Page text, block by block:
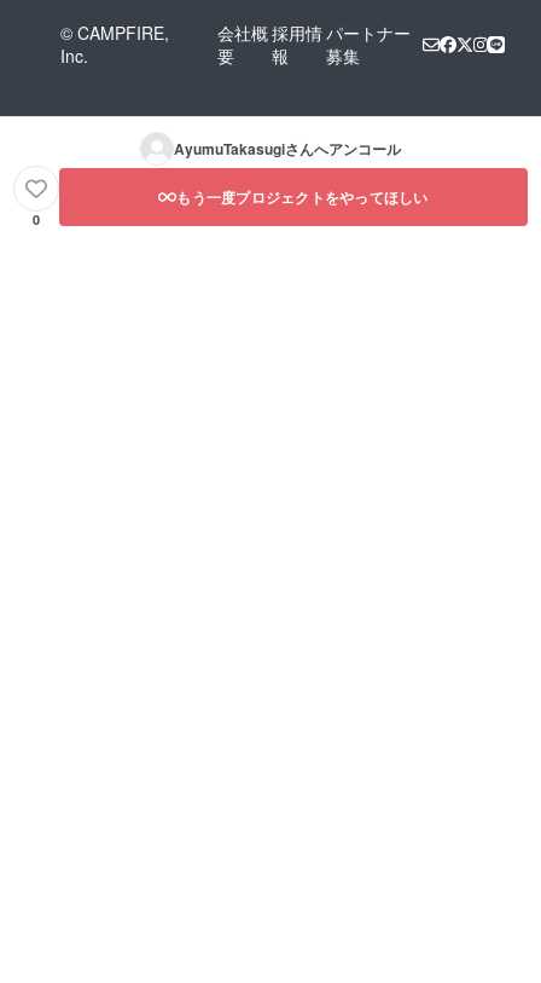
© CAMPFIRE,
Inc.
会社概
要
採用情
報
パートナー
募集
AyumuTakasugiさんへアンコール
0
もう一度プロジェクトをやってほしい